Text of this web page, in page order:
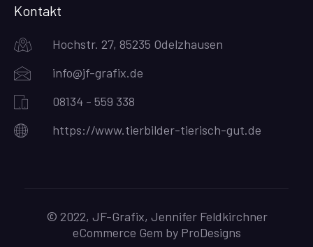
Kontakt
Hochstr. 27, 85235 Odelzhausen
info@jf-grafix.de
08134 - 559 338
https://www.tierbilder-tierisch-gut.de
© 2022, JF-Grafix, Jennifer Feldkirchner
eCommerce Gem by ProDesigns